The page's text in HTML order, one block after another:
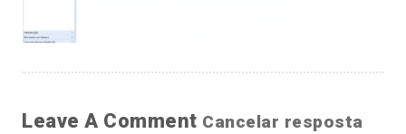
Leave A Comment Cancelar resposta